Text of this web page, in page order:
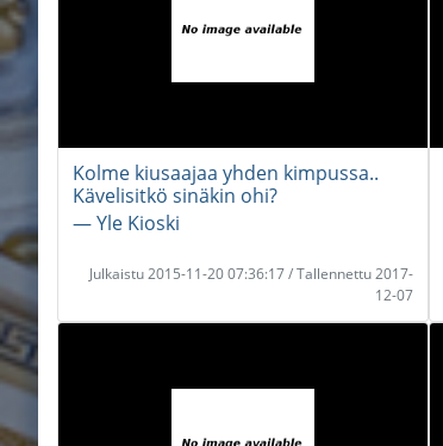
Kolme kiusaajaa yhden kimpussa..
Kävelisitkö sinäkin ohi?
― Yle Kioski
Julkaistu 2015-11-20 07:36:17 / Tallennettu 2017-
12-07